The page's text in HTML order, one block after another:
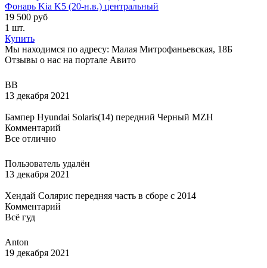
Фонарь Kia K5 (20-н.в.) центральный
19 500 руб
1 шт.
Купить
Мы находимся по адресу: Малая Митрофаньевская, 18Б
Отзывы о нас на портале Авито
ВВ
13 декабря 2021
Бампер Hyundai Solaris(14) передний Черный MZH
Комментарий
Все отлично
Пользователь удалён
13 декабря 2021
Хендай Солярис передняя часть в сборе с 2014
Комментарий
Всё гуд
Anton
19 декабря 2021